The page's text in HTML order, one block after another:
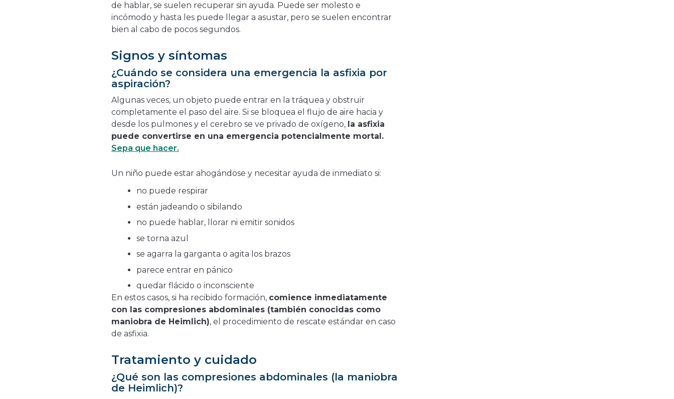
de hablar, se suelen recuperar sin ayuda. Puede ser molesto e
incómodo y hasta les puede llegar a asustar, pero se suelen encontrar
bien al cabo de pocos segundos.
Signos y síntomas
¿Cuándo se considera una emergencia la asfixia por
aspiración?
Algunas veces, un objeto puede entrar en la tráquea y obstruir
completamente el paso del aire. Si se bloquea el flujo de aire hacia y
desde los pulmones y el cerebro se ve privado de oxígeno, la asfixia
puede convertirse en una emergencia potencialmente mortal.
Sepa que hacer.
Un niño puede estar ahogándose y necesitar ayuda de inmediato si:
no puede respirar
están jadeando o sibilando
no puede hablar, llorar ni emitir sonidos
se torna azul
se agarra la garganta o agita los brazos
parece entrar en pánico
quedar flácido o inconsciente
En estos casos, si ha recibido formación, comience inmediatamente
con las compresiones abdominales (también conocidas como
maniobra de Heimlich), el procedimiento de rescate estándar en caso
de asfixia.
Tratamiento y cuidado
¿Qué son las compresiones abdominales (la maniobra
de Heimlich)?